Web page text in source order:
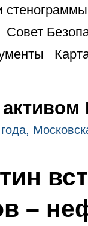
стенограммы
Совет
–